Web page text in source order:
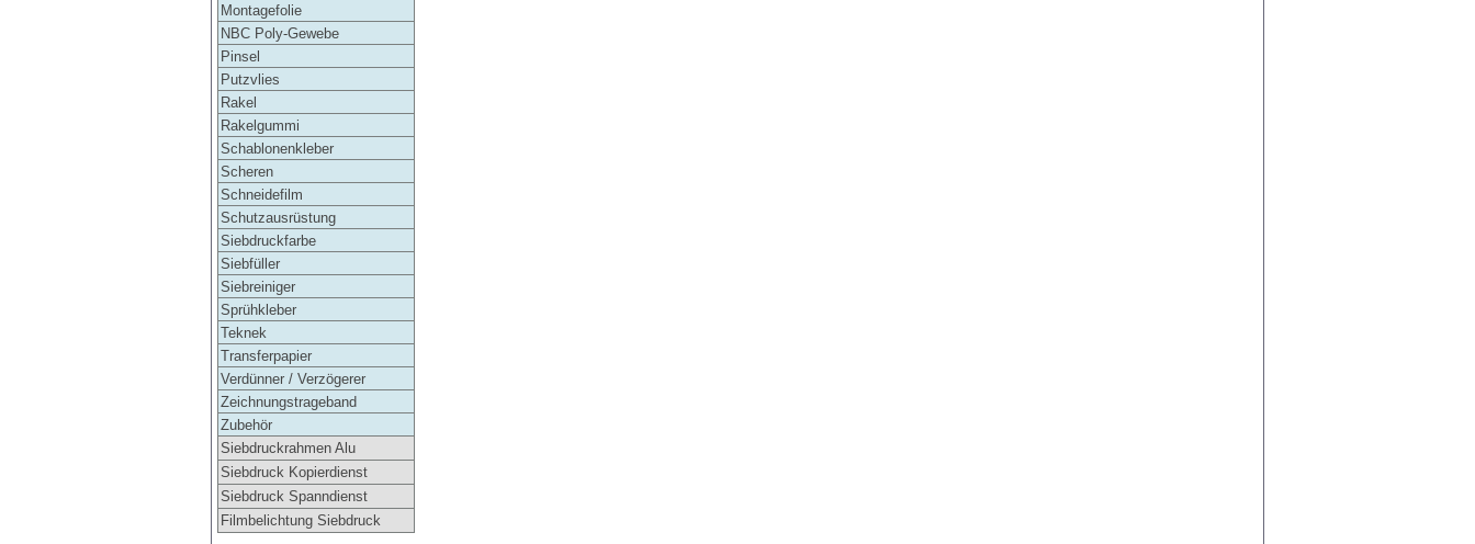
Montagefolie
NBC Poly-Gewebe
Pinsel
Putzvlies
Rakel
Rakelgummi
Schablonenkleber
Scheren
Schneidefilm
Schutzausrüstung
Siebdruckfarbe
Siebfüller
Siebreiniger
Sprühkleber
Teknek
Transferpapier
Verdünner / Verzögerer
Zeichnungstrageband
Zubehör
Siebdruckrahmen Alu
Siebdruck Kopierdienst
Siebdruck Spanndienst
Filmbelichtung Siebdruck